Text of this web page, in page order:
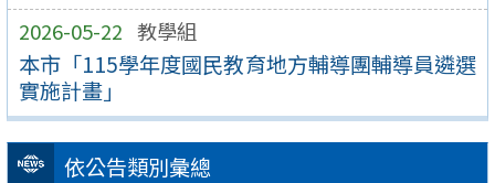
2026-05-22 教學組
本市「115學年度國民教育地方輔導團輔導員遴選
實施計畫」
依公告類別彙總